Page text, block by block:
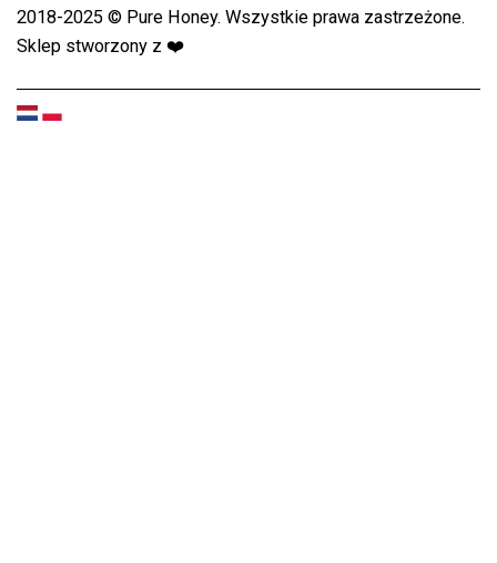
2018-2025 © Pure Honey. Wszystkie prawa zastrzeżone.
Sklep stworzony z ❤️